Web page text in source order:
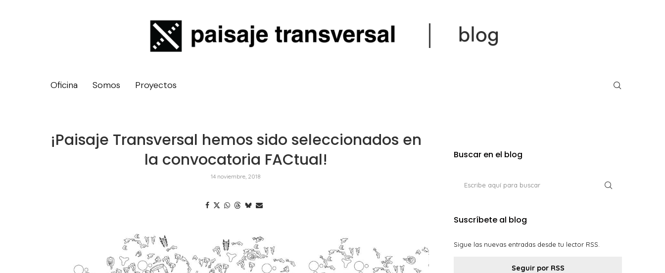
Oficina Somos Proyectos
¡Paisaje Transversal hemos sido seleccionados en
la convocatoria FACtual!
14 noviembre, 2018
Buscar en el blog
Suscríbete al blog
Sigue las nuevas entradas desde tu lector RSS.
Seguir por RSS